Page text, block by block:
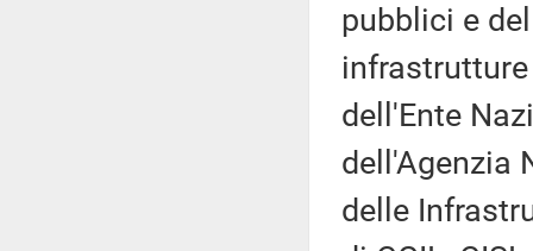
pubblici e
dell'Ente
dell'Agenzia
delle